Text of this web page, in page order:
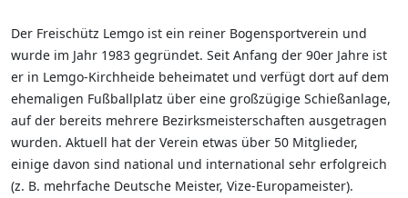
Der Freischütz Lemgo ist ein reiner Bogensportverein und
wurde im Jahr 1983 gegründet. Seit Anfang der 90er Jahre ist
er in Lemgo-Kirchheide beheimatet und verfügt dort auf dem
ehemaligen Fußballplatz über eine großzügige Schießanlage,
auf der bereits mehrere Bezirksmeisterschaften ausgetragen
wurden. Aktuell hat der Verein etwas über 50 Mitglieder,
einige davon sind national und international sehr erfolgreich
(z. B. mehrfache Deutsche Meister, Vize-Europameister).